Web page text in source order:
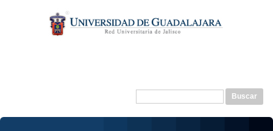
contenido
principal
Formulario de
Buscar